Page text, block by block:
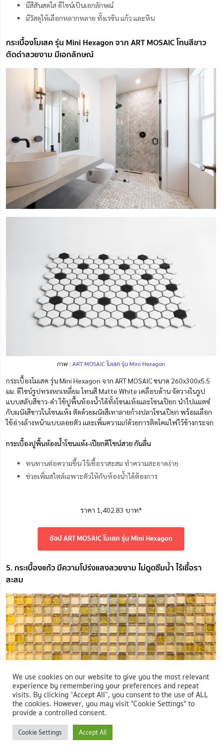
มีสีสันสดใส ดีไซน์เป็นเอกลักษณ์
มีวัสดุให้เลือกหลากหลาย ทั้งเรซิน แก้ว และหิน
กระเบื้องโมเสค รุ่น Mini Hexagon จาก ART MOSAIC โทนสีขาว
ตัดดำสวยงาม มีเอกลักษณ์
ภาพ :ART MOSAIC โมเสค รุ่น Mini Hexagon
กระเบื้องโมเสค รุ่น Mini Hexagon จาก ART MOSAIC ขนาด 260x300x5.5
มม. ดีไซน์รูปทรงหกเหลี่ยม โทนสี Matte White เคลือบด้าน จัดวางในรูป
แบบสลับสีขาว-ดำ ใช้ปูพื้นห้องน้ำได้ทั้งโซนแห้งและโซนเปียก นำไปแมตซ์
กับผนังสีขาวในโซนแห้ง ตัดด้วยผนังสีเทาลายก้างปลาโซนเปียก พร้อมเลือก
ใช้อ่างล้างหน้าแบบลอยตัว และเพิ่มความเก๋ด้วยการติดโคมไฟไว้ข้างกระจก
กระเบื้องปูพื้นห้องน้ำโซนแห้ง-เปียกดีไซน์สวย กันลื่น
ทนทานต่อความชื้น ไร้เชื้อราสะสม ทำความสะอาดง่าย
ช่วยเพิ่มสไตล์เฉพาะตัวให้กับห้องน้ำได้ต้องการ
ราคา 1,402.83 บาท*
ช้อป ART MOSAIC โมเสค รุ่น Mini Hexagon
5. กระเบื้องแก้ว มีความโปร่งแสงสวยงาม ไม่ดูดซึมน้ำ ไร้เชื้อรา
สะสม
We use cookies on our website to give you the most relevant
experience by remembering your preferences and repeat
visits. By clicking “Accept All”, you consent to the use of ALL
the cookies. However, you may visit "Cookie Settings" to
provide a controlled consent.
Cookie Settings Accept All